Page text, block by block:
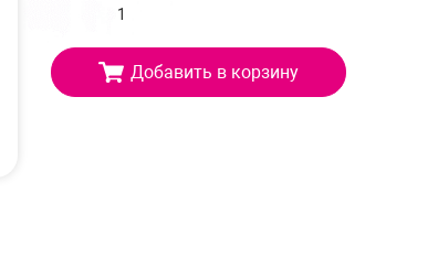
Добавить в корзину